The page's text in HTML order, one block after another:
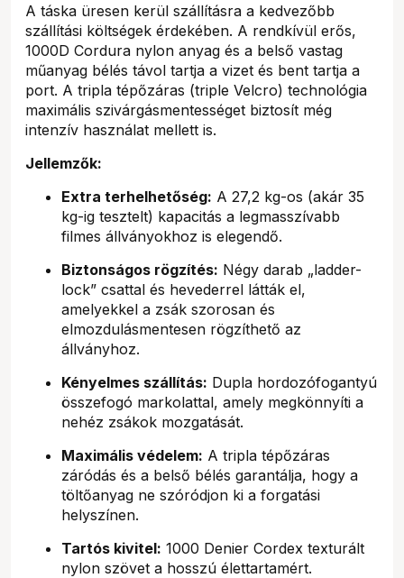
A táska üresen kerül szállításra a kedvezőbb
szállítási költségek érdekében. A rendkívül erős,
1000D Cordura nylon anyag és a belső vastag
műanyag bélés távol tartja a vizet és bent tartja a
port. A tripla tépőzáras (triple Velcro) technológia
maximális szivárgásmentességet biztosít még
intenzív használat mellett is.
Jellemzők:
Extra terhelhetőség: A 27,2 kg-os (akár 35
kg-ig tesztelt) kapacitás a legmasszívabb
filmes állványokhoz is elegendő.
Biztonságos rögzítés: Négy darab „ladder-
lock” csattal és hevederrel látták el,
amelyekkel a zsák szorosan és
elmozdulásmentesen rögzíthető az
állványhoz.
Kényelmes szállítás: Dupla hordozófogantyú
összefogó markolattal, amely megkönnyíti a
nehéz zsákok mozgatását.
Maximális védelem: A tripla tépőzáras
záródás és a belső bélés garantálja, hogy a
töltőanyag ne szóródjon ki a forgatási
helyszínen.
Tartós kivitel: 1000 Denier Cordex texturált
nylon szövet a hosszú élettartamért.